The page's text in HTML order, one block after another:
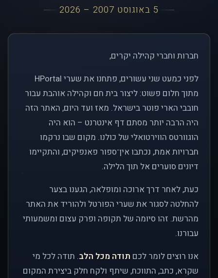
5 באוגוסט 2007 – 2026
חברות וחברי קהילה יקרים,
לפני כמעט שני עשורים, פתחנו את שערי HPortal
מתוך חלום פשוט: ליצור בית חם וקהילה אוהבת עבור
חובבי הארי פוטר בישראל. מאז ועד היום, האתר הזה
היה הרבה יותר מסתם דף אינטרנט – הוא היה
הוגוורטס הווירטואלי של כולנו. מקום שבו נרקמו
חברויות אמת, נכתבו אין־ספור פאנפיקים, והתקיימו
דיונים סוערים אל תוך הלילה.
כעת, לאחר דרך ארוכה ומופלאה, הגענו בצער
להחלטה לסגור את שערי הפורטל ולהוריד את האתר
מהרשת. זהו סיומה של תקופה ופרק עצום ומשמעותי
עבורנו.
אנו רוצים לומר לכם תודה מכל הלב. תודה לכל מי
שקרא, כתב, התווכח, שיתף ולקח חלק ביצירת המקום